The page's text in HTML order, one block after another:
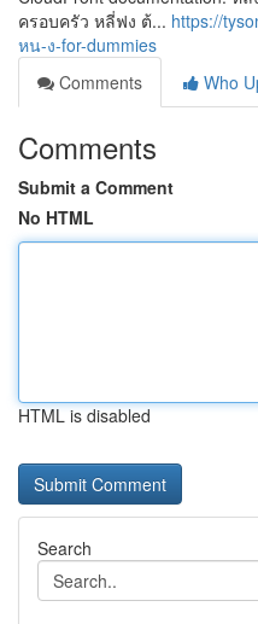
ครอบครัว หลี่ฟง ต้... https://
หน-ง-for-dummies
Comments
Who
Comments
Submit a Comment
No HTML
HTML is disabled
Search